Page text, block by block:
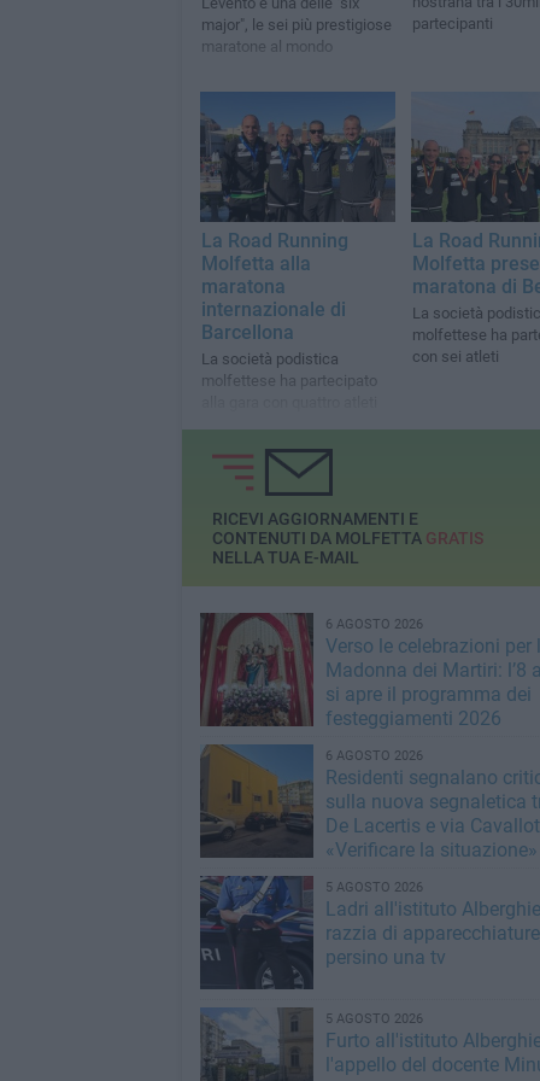
major", le sei più prestigiose
maratone al mondo
partecipanti
La Road Running
Molfetta alla
maratona
internazionale di
Barcellona
La società podistica
molfettese ha partecipato
La Road
Molfetta
maratona di
La società
molfettese ha
con sei atleti
RICEVI AGGIORNAMENTI E
CONTENUTI DA MOLFETTA GRATIS
NELLA TUA E-MAIL
6 AGOSTO 2026
Verso le celebrazioni per
Madonna dei Martiri: l’8
si apre il programma dei
festeggiamenti 2026
6 AGOSTO 2026
Residenti segnalano
sulla nuova segnaletica
De Lacertis e via
«Verificare la situazione»
5 AGOSTO 2026
Ladri all'istituto
razzia di
persino una tv
5 AGOSTO 2026
Furto all'istituto
l'appello del docente